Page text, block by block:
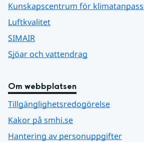
Kunskapscentrum för
Luftkvalitet
SIMAIR
Sjöar och vattendrag
Om webbplatsen
Tillgänglighetsredogörelse
Kakor på smhi.se
Hantering av personuppgifter